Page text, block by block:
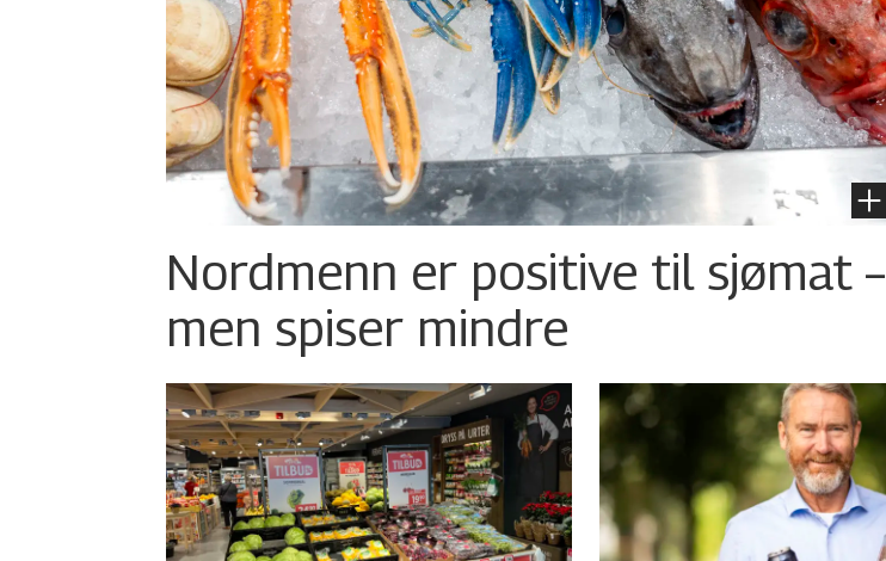
Nordmenn er positive til sjømat –
men spiser mindre